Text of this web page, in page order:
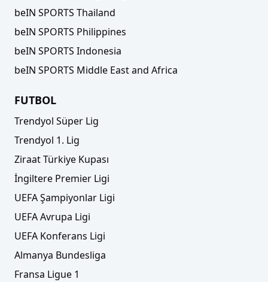
ÖZET | Onvo Büyükçekmece Basketbol, 3 sayı
ÖZET | Darüşşafaka Lassa evinde Galatasaray'ı
mağlup etti!
beIN SPORTS Thailand
beIN SPORTS Philippines
beIN SPORTS Indonesia
beIN SPORTS Middle East and Africa
FUTBOL
Trendyol Süper Lig
Trendyol 1. Lig
Ziraat Türkiye Kupası
İngiltere Premier Ligi
UEFA Şampiyonlar Ligi
UEFA Avrupa Ligi
UEFA Konferans Ligi
Almanya Bundesliga
Fransa Ligue 1